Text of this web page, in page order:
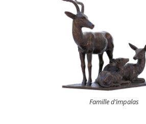
Famille d’impalas